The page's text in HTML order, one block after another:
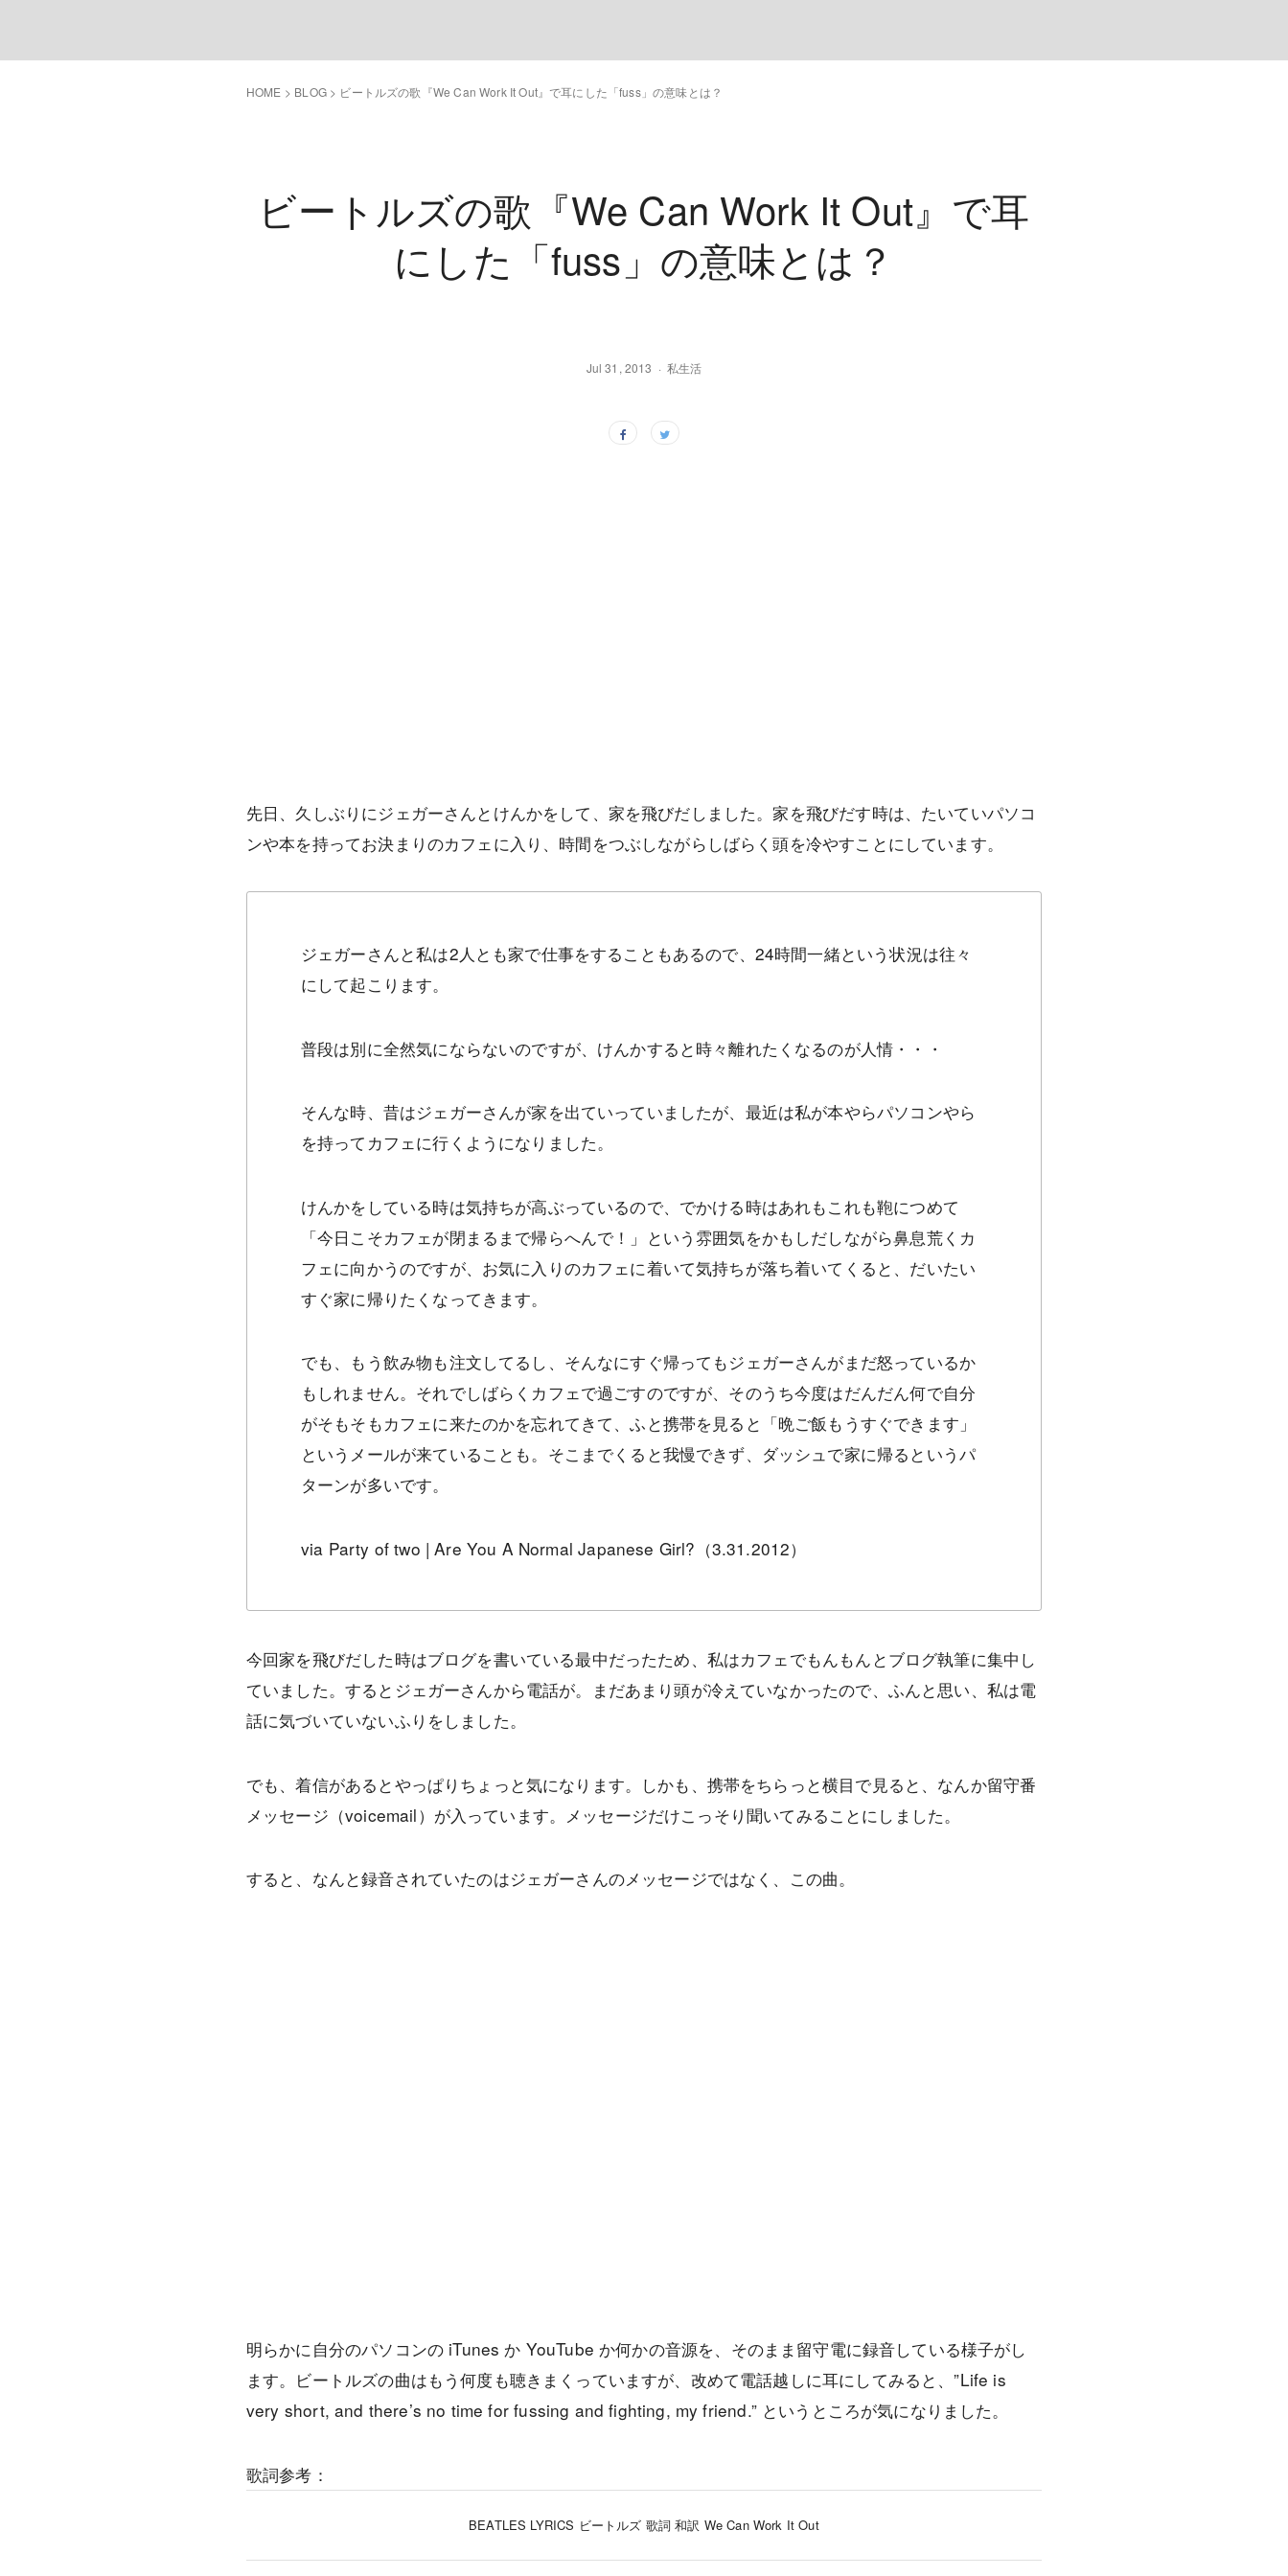
HOME > BLOG> ビートルズの歌『We Can Work It Out』で耳にした「fuss」の意味とは？
ビートルズの歌『We Can Work It Out』で耳
にした「fuss」の意味とは？
Jul 31, 2013 私生活
先日、久しぶりにジェガーさんとけんかをして、家を飛びだしました。家を飛びだす時は、たいていパソコ
ンや本を持ってお決まりのカフェに入り、時間をつぶしながらしばらく頭を冷やすことにしています。
ジェガーさんと私は2人とも家で仕事をすることもあるので、24時間一緒という状況は往々
にして起こります。
普段は別に全然気にならないのですが、けんかすると時々離れたくなるのが人情・・・
そんな時、昔はジェガーさんが家を出ていっていましたが、最近は私が本やらパソコンやら
を持ってカフェに行くようになりました。
けんかをしている時は気持ちが高ぶっているので、でかける時はあれもこれも鞄につめて
「今日こそカフェが閉まるまで帰らへんで！」という雰囲気をかもしだしながら鼻息荒くカ
フェに向かうのですが、お気に入りのカフェに着いて気持ちが落ち着いてくると、だいたい
すぐ家に帰りたくなってきます。
でも、もう飲み物も注文してるし、そんなにすぐ帰ってもジェガーさんがまだ怒っているか
もしれません。それでしばらくカフェで過ごすのですが、そのうち今度はだんだん何で自分
がそもそもカフェに来たのかを忘れてきて、ふと携帯を見ると「晩ご飯もうすぐできます」
というメールが来ていることも。そこまでくると我慢できず、ダッシュで家に帰るというパ
ターンが多いです。
via Party of two | Are You A Normal Japanese Girl?（3.31.2012）
今回家を飛びだした時はブログを書いている最中だったため、私はカフェでもんもんとブログ執筆に集中し
ていました。するとジェガーさんから電話が。まだあまり頭が冷えていなかったので、ふんと思い、私は電
話に気づいていないふりをしました。
でも、着信があるとやっぱりちょっと気になります。しかも、携帯をちらっと横目で見ると、なんか留守番
メッセージ（voicemail）が入っています。メッセージだけこっそり聞いてみることにしました。
すると、なんと録音されていたのはジェガーさんのメッセージではなく、この曲。
明らかに自分のパソコンの iTunes か YouTube か何かの音源を、そのまま留守電に録音している様子がし
ます。ビートルズの曲はもう何度も聴きまくっていますが、改めて電話越しに耳にしてみると、”Life is
very short, and there’s no time for fussing and fighting, my friend.” というところが気になりました。
歌詞参考：
BEATLES LYRICS ビートルズ 歌詞 和訳 We Can Work It Out